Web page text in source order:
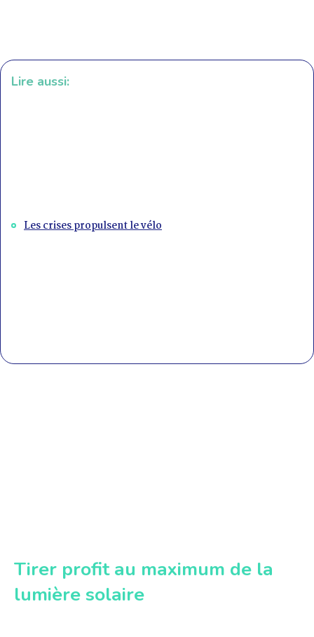
Lire aussi:
Les crises propulsent le vélo
Tirer profit au maximum de la
lumière solaire